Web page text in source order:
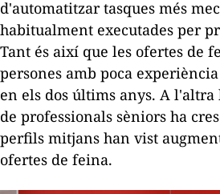
d'automatitzar tasques més
habitualment executades per
Tant és així que les ofertes de
persones amb poca
en els dos últims anys. A
de professionals sèniors ha
perfils mitjans han vist
ofertes de feina.